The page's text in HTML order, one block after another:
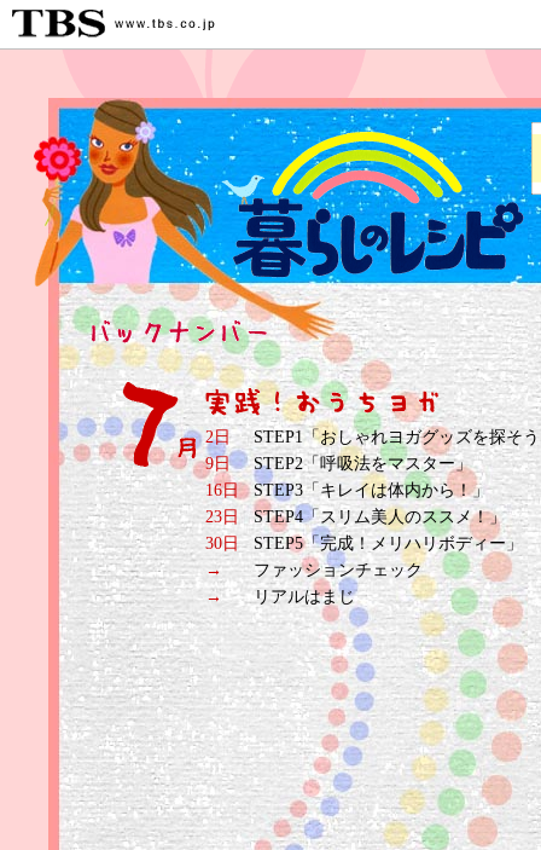
2日
STEP1「おしゃれヨガグッズを探そ
9日
STEP2「呼吸法をマスター」
16日
STEP3「キレイは体内から！」
23日
STEP4「スリム美人のススメ！」
30日
STEP5「完成！メリハリボディー」
→
ファッションチェック
→
リアルはまじ